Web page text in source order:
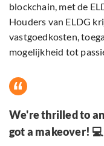
blockchain, met de
Houders van ELDG
vastgoedkosten,
mogelijkheid tot
We're thrilled to
got a makeover! 💻